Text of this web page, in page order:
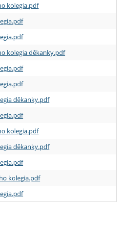
kolegia.pdf
kolegia děkanky.pdf
děkanky.pdf
kolegia.pdf
děkanky.pdf
kolegia.pdf